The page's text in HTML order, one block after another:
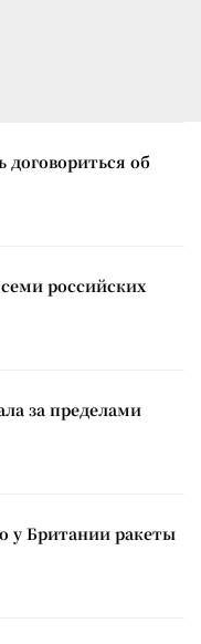
договориться об
российских
за пределами
у Британии ракеты